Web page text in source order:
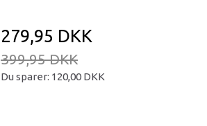
279,95 DKK
399,95 DKK
Du sparer: 120,00 DKK